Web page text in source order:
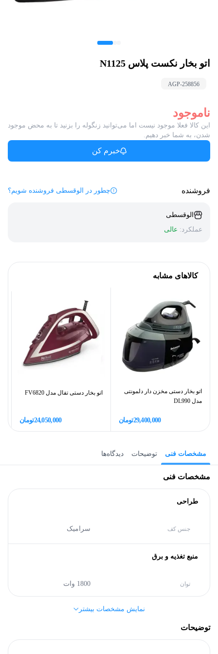
اتو بخار نکست پلاس N1125
AGP-258856
ناموجود
این کالا فعلا موجود نیست اما می‌توانید زنگوله را بزنید تا به محض موجود
شدن، به شما خبر دهیم.
خبرم کن
فروشنده چطور در الوقسطی فروشنده شویم؟
الوقسطی
عملکرد: عالی
کالاهای مشابه
اتو بخار دستی مخزن دار دلمونتی
مدل DL990
29,400,000تومان
اتو بخار دستی تفال مدل FV6820
24,050,000تومان
مشخصات فنی توضیحات دیدگاه‌ها
مشخصات فنی
طراحی
جنس کف سرامیک
منبع تغذیه و برق
توان 1800 وات
برند نکست پلاس (Next Plus)
نمایش مشخصات بیشتر
توضیحات